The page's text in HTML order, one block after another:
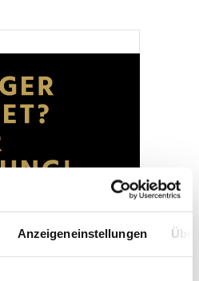
Anzeigeneinstellungen